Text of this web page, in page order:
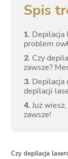
Spis
1.
Depilacja
problem
2. Czy
zawsze?
3. Depilacja
depilacji
4. Już
zawsze!
Czy depilacja